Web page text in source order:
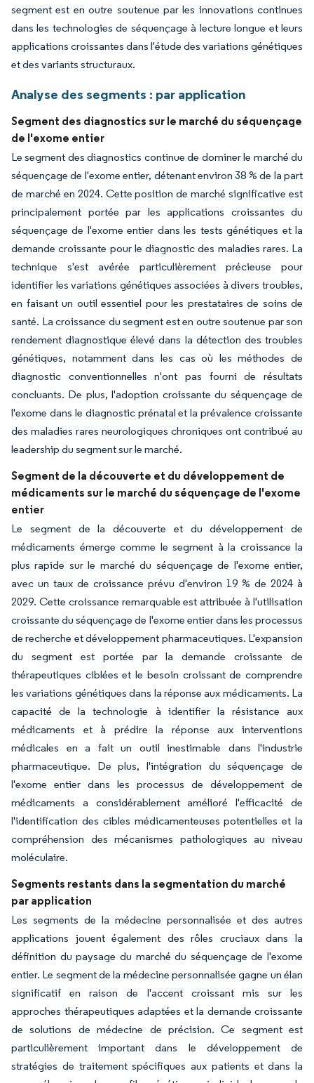
segment est en outre soutenue par les innovations continues
dans les technologies de séquençage à lecture longue et leurs
applications croissantes dans l'étude des variations génétiques
et des variants structuraux.
Analyse des segments : par application
Segment des diagnostics sur le marché du séquençage
de l'exome entier
Le segment des diagnostics continue de dominer le marché du
séquençage de l'exome entier, détenant environ 38 % de la part
de marché en 2024. Cette position de marché significative est
principalement portée par les applications croissantes du
séquençage de l'exome entier dans les tests génétiques et la
demande croissante pour le diagnostic des maladies rares. La
technique s'est avérée particulièrement précieuse pour
identifier les variations génétiques associées à divers troubles,
en faisant un outil essentiel pour les prestataires de soins de
santé. La croissance du segment est en outre soutenue par son
rendement diagnostique élevé dans la détection des troubles
génétiques, notamment dans les cas où les méthodes de
diagnostic conventionnelles n'ont pas fourni de résultats
concluants. De plus, l'adoption croissante du séquençage de
l'exome dans le diagnostic prénatal et la prévalence croissante
des maladies rares neurologiques chroniques ont contribué au
leadership du segment sur le marché.
Segment de la découverte et du développement de
médicaments sur le marché du séquençage de l'exome
entier
Le segment de la découverte et du développement de
médicaments émerge comme le segment à la croissance la
plus rapide sur le marché du séquençage de l'exome entier,
avec un taux de croissance prévu d'environ 19 % de 2024 à
2029. Cette croissance remarquable est attribuée à l'utilisation
croissante du séquençage de l'exome entier dans les processus
de recherche et développement pharmaceutiques. L'expansion
du segment est portée par la demande croissante de
thérapeutiques ciblées et le besoin croissant de comprendre
les variations génétiques dans la réponse aux médicaments. La
capacité de la technologie à identifier la résistance aux
médicaments et à prédire la réponse aux interventions
médicales en a fait un outil inestimable dans l'industrie
pharmaceutique. De plus, l'intégration du séquençage de
l'exome entier dans les processus de développement de
médicaments a considérablement amélioré l'efficacité de
l'identification des cibles médicamenteuses potentielles et la
compréhension des mécanismes pathologiques au niveau
moléculaire.
Segments restants dans la segmentation du marché
par application
Les segments de la médecine personnalisée et des autres
applications jouent également des rôles cruciaux dans la
définition du paysage du marché du séquençage de l'exome
entier. Le segment de la médecine personnalisée gagne un élan
significatif en raison de l'accent croissant mis sur les
approches thérapeutiques adaptées et la demande croissante
de solutions de médecine de précision. Ce segment est
particulièrement important dans le développement de
stratégies de traitement spécifiques aux patients et dans la